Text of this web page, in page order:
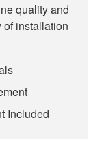
quality and
of installation
Included